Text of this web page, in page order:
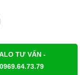
TƯ VẤN -
0969.64.73.79